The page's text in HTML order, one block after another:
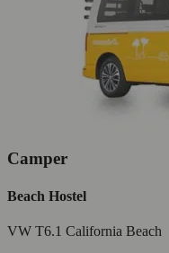
Camper
Beach Hostel
VW T6.1 California Beach